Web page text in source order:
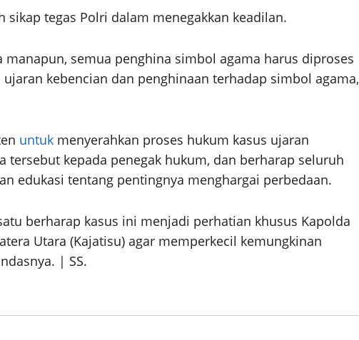
tegas Polri dalam menegakkan keadilan.
manapun, semua penghina simbol agama harus diproses
kebencian dan penghinaan terhadap simbol agama,
untuk menyerahkan proses hukum kasus ujaran
tersebut kepada penegak hukum, dan berharap seluruh
edukasi tentang pentingnya menghargai perbedaan.
berharap kasus ini menjadi perhatian khusus Kapolda
Utara (Kajatisu) agar memperkecil kemungkinan
| SS.